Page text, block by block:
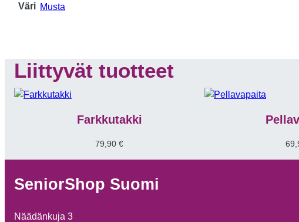
Väri Musta
Liittyvät tuotteet
Farkkutakki
79,90 €
SeniorShop Suomi
Näädänkuja 3